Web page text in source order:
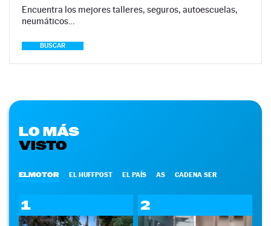
Encuentra los mejores talleres, seguros, autoescuelas,
neumáticos…
BUSCAR
LO MÁS
VISTO
ELMOTOR EL HUFFPOST EL PAÍS AS CADENA SER
1 2